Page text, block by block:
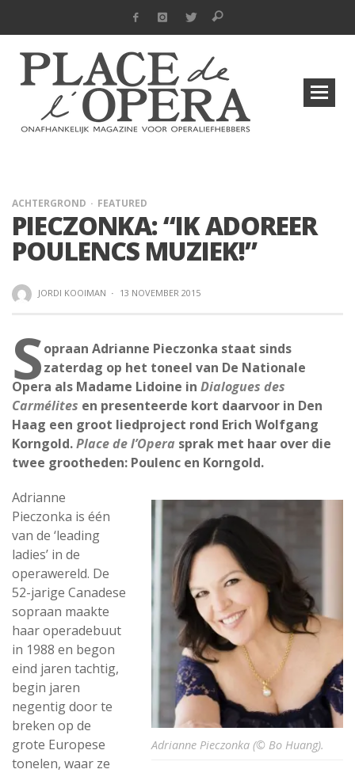
ACHTERGROND FEATURED
PIECZONKA: “IK ADOREER
POULENCS MUZIEK!”
JORDI KOOIMAN · 13 NOVEMBER 2015
Sopraan Adrianne Pieczonka staat sinds
zaterdag op het toneel van De Nationale
Opera als Madame Lidoine in Dialogues des
Carmélites en presenteerde kort daarvoor in Den
Haag een groot liedproject rond Erich Wolfgang
Korngold.Place de l’Opera sprak met haar over die
twee grootheden: Poulenc en Korngold.
Adrianne Pieczonka (© Bo Huang).
Adrianne
Pieczonka is één
van de ‘leading
ladies’ in de
operawereld. De
52-jarige Canadese
sopraan maakte
haar operadebuut
in 1988 en begon
eind jaren tachtig,
begin jaren
negentig door te
breken op de
grote Europese
tonelen, waar ze